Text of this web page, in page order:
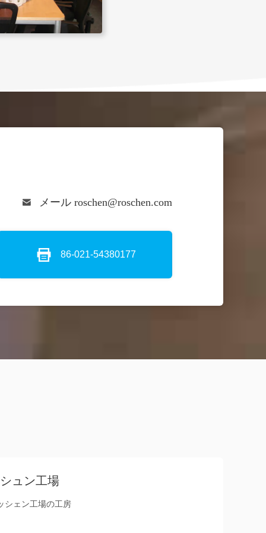
メール roschen@roschen.com
86-021-54380177
ュン工場
シェン工場の工房